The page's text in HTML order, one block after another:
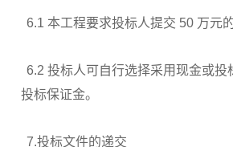
6.1 本工程要求投标人提交 50 万元
6.2 投标人可自行选择采用现金或投
投标保证金。
7.投标文件的递交